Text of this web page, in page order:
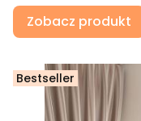
Zobacz produkt
Bestseller